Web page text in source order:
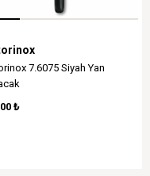
7.6075 Siyah Yan
₺